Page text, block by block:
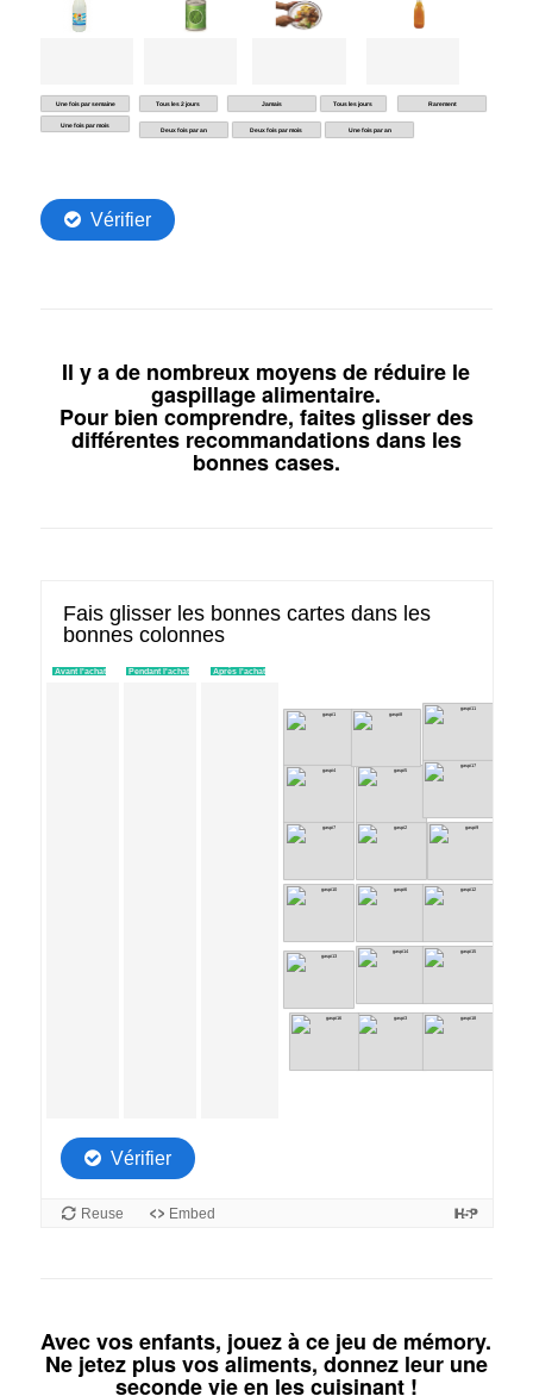
Il y a de nombreux moyens de réduire le
gaspillage alimentaire.
Pour bien comprendre, faites glisser des
différentes recommandations dans les
bonnes cases.
Avec vos enfants, jouez à ce jeu de mémory.
Ne jetez plus vos aliments, donnez leur une
seconde vie en les cuisinant !